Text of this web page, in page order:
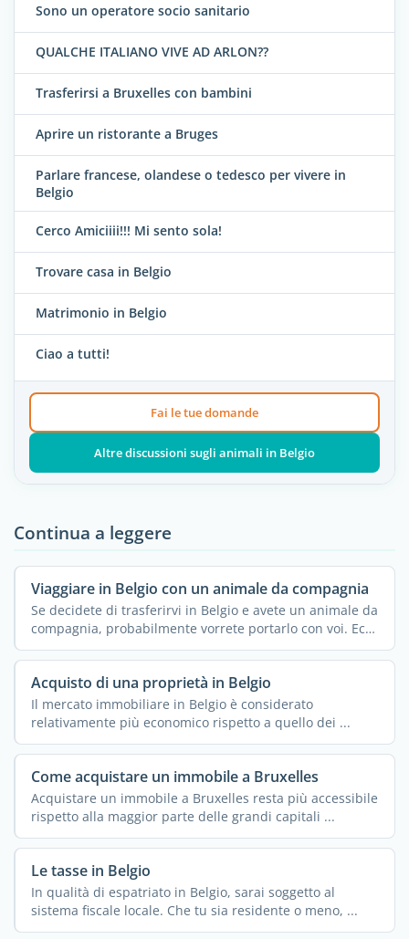
Sono un operatore socio sanitario
QUALCHE ITALIANO VIVE AD ARLON??
Trasferirsi a Bruxelles con bambini
Aprire un ristorante a Bruges
Parlare francese, olandese o tedesco per vivere in
Belgio
Cerco Amiciiii!!! Mi sento sola!
Trovare casa in Belgio
Matrimonio in Belgio
Ciao a tutti!
Fai le tue domande
Altre discussioni sugli animali in Belgio
Continua a leggere
Viaggiare in Belgio con un animale da compagnia
Se decidete di trasferirvi in Belgio e avete un animale da
compagnia, probabilmente vorrete portarlo con voi. Ecco
...
Acquisto di una proprietà in Belgio
Il mercato immobiliare in Belgio è considerato
relativamente più economico rispetto a quello dei ...
Come acquistare un immobile a Bruxelles
Acquistare un immobile a Bruxelles resta più accessibile
rispetto alla maggior parte delle grandi capitali ...
Le tasse in Belgio
In qualità di espatriato in Belgio, sarai soggetto al
sistema fiscale locale. Che tu sia residente o meno, ...